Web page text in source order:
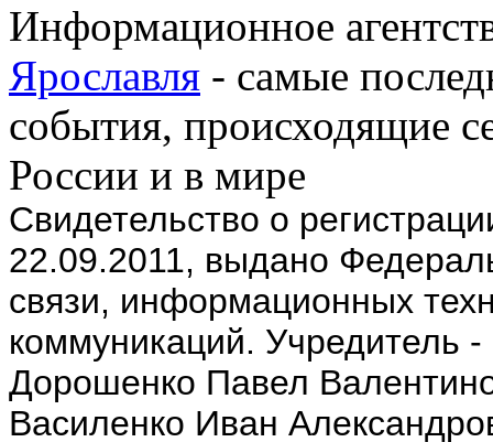
Информационное
Ярославля - самые
события, происходящие
России и в мире
Cвидетельство о
22.09.2011, выдано
связи, информационных
коммуникаций.
Дорошенко Павел
Василенко Иван